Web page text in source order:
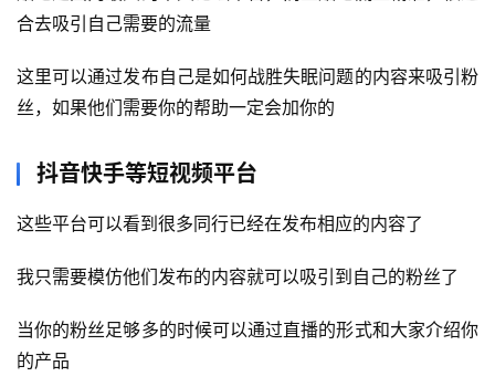
合去吸引自己需要的流量
这里可以通过发布自己是如何战胜失眠问题的内容来吸引粉
丝，如果他们需要你的帮助一定会加你的
抖音快手等短视频平台
这些平台可以看到很多同行已经在发布相应的内容了
我只需要模仿他们发布的内容就可以吸引到自己的粉丝了
当你的粉丝足够多的时候可以通过直播的形式和大家介绍你
的产品